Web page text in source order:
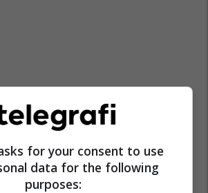
for your consent to use
data for the following
purposes: